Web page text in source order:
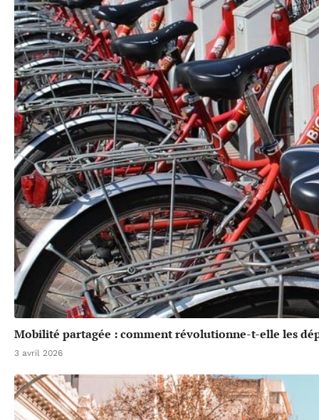
Mobilité partagée : comment révolutionne-t-elle les
3 avril 2026